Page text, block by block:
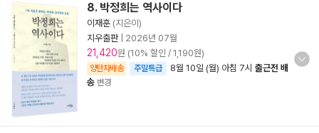
8. 박정희는 역사이다
이재훈 (지은이)
지우출판| 2026년 07월
21,420원 (10% 할인 / 1,190원)
양탄자배송 주말특급 8월 10일 (월) 아침 7시 출근전 배
송 변경